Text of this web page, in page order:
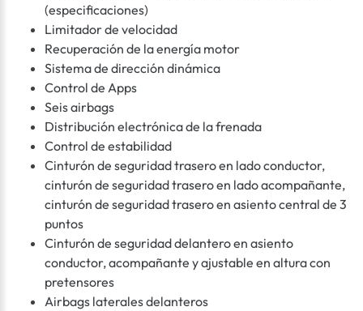
(especificaciones)
Limitador de velocidad
Recuperación de la energía motor
Sistema de dirección dinámica
Control de Apps
Seis airbags
Distribución electrónica de la frenada
Control de estabilidad
Cinturón de seguridad trasero en lado conductor,
cinturón de seguridad trasero en lado acompañante,
cinturón de seguridad trasero en asiento central de 3
puntos
Cinturón de seguridad delantero en asiento
conductor, acompañante y ajustable en altura con
pretensores
Airbags laterales delanteros